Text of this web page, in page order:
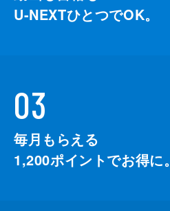
U-NEXTひとつでOK。
03
毎月もらえる
1,200ポイントでお得に。